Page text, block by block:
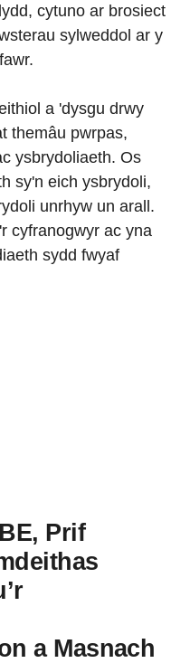
cytuno ar brosiect
sylweddol ar y
a 'dysgu drwy
themâu pwrpas,
ysbrydoliaeth. Os
sy'n eich ysbrydoli,
unrhyw un arall.
cyfranogwyr ac yna
sydd fwyaf
Prif
a Masnach